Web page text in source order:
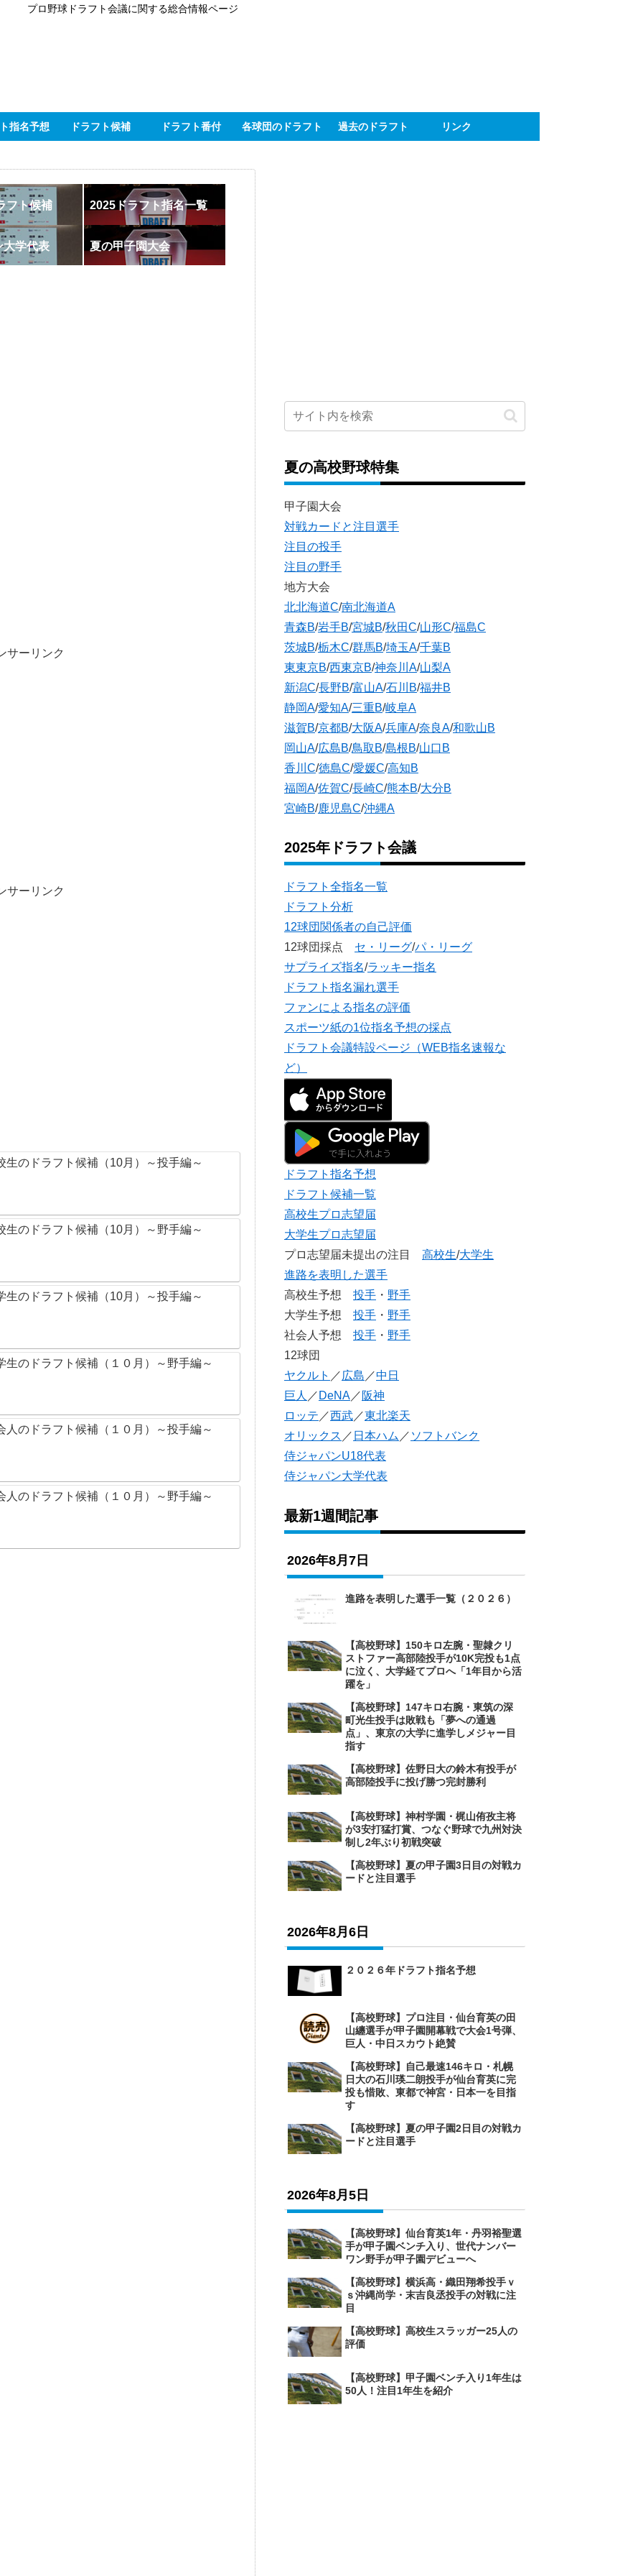
プロ野球ドラフト会議に関する総合情報ページ
指名予想 ドラフト候補 ドラフト番付 各球団のドラフト 過去のドラフト リンク
フト候補 2025ドラフト指名一覧
大学代表 夏の甲子園大会
サーリンク
サーリンク
生のドラフト候補（10月）～投手編～
生のドラフト候補（10月）～野手編～
生のドラフト候補（10月）～投手編～
生のドラフト候補（１０月）～野手編～
人のドラフト候補（１０月）～投手編～
人のドラフト候補（１０月）～野手編～
夏の高校野球特集
甲子園大会
対戦カードと注目選手
注目の投手
注目の野手
地方大会
北北海道C/南北海道A
青森B/岩手B/宮城B/秋田C/山形C/福島C
茨城B/栃木C/群馬B/埼玉A/千葉B
東東京B/西東京B/神奈川A/山梨A
新潟C/長野B/富山A/石川B/福井B
静岡A/愛知A/三重B/岐阜A
滋賀B/京都B/大阪A/兵庫A/奈良A/和歌山B
岡山A/広島B/鳥取B/島根B/山口B
香川C/徳島C/愛媛C/高知B
福岡A/佐賀C/長崎C/熊本B/大分B
宮崎B/鹿児島C/沖縄A
2025年ドラフト会議
ドラフト全指名一覧
ドラフト分析
12球団関係者の自己評価
12球団採点 セ・リーグ/パ・リーグ
サプライズ指名/ラッキー指名
ドラフト指名漏れ選手
ファンによる指名の評価
スポーツ紙の1位指名予想の採点
ドラフト会議特設ページ（WEB指名速報な
ど）
ドラフト指名予想
ドラフト候補一覧
高校生プロ志望届
大学生プロ志望届
プロ志望届未提出の注目 高校生/大学生
進路を表明した選手
高校生予想 投手 ・ 野手
大学生予想 投手 ・ 野手
社会人予想 投手 ・ 野手
12球団
ヤクルト ／ 広島 ／中日
巨人 ／ DeNA ／ 阪神
ロッテ ／西武 ／東北楽天
オリックス ／ 日本ハム ／ ソフトバンク
侍ジャパンU18代表
侍ジャパン大学代表
最新1週間記事
2026年8月7日
進路を表明した選手一覧（２０２６）
【高校野球】150キロ左腕・聖隷クリ
ストファー高部陸投手が10K完投も1点
に泣く、大学経てプロへ「1年目から活
躍を」
【高校野球】147キロ右腕・東筑の深
町光生投手は敗戦も「夢への通過
点」、東京の大学に進学しメジャー目
指す
【高校野球】佐野日大の鈴木有投手が
高部陸投手に投げ勝つ完封勝利
【高校野球】神村学園・梶山侑孜主将
が3安打猛打賞、つなぐ野球で九州対決
制し2年ぶり初戦突破
【高校野球】夏の甲子園3日目の対戦カ
ードと注目選手
2026年8月6日
２０２６年ドラフト指名予想
【高校野球】プロ注目・仙台育英の田
山纏選手が甲子園開幕戦で大会1号弾、
巨人・中日スカウト絶賛
【高校野球】自己最速146キロ・札幌
日大の石川瑛二朗投手が仙台育英に完
投も惜敗、東都で神宮・日本一を目指
す
【高校野球】夏の甲子園2日目の対戦カ
ードと注目選手
2026年8月5日
【高校野球】仙台育英1年・丹羽裕聖選
手が甲子園ベンチ入り、世代ナンバー
ワン野手が甲子園デビューへ
【高校野球】横浜高・織田翔希投手ｖ
ｓ沖縄尚学・末吉良丞投手の対戦に注
目
【高校野球】高校生スラッガー25人の
評価
【高校野球】甲子園ベンチ入り1年生は
50人！注目1年生を紹介